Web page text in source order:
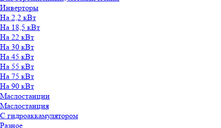
Инверторы
На 2,2 кВт
На 18,5 кВт
На 22 кВт
На 30 кВт
На 45 кВт
На 55 кВт
На 75 кВт
На 90 кВт
Маслостанции
Маслостанция
С гидроаккамулятором
Разное